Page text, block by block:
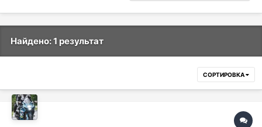
Найдено: 1 результат
СОРТИРОВКА